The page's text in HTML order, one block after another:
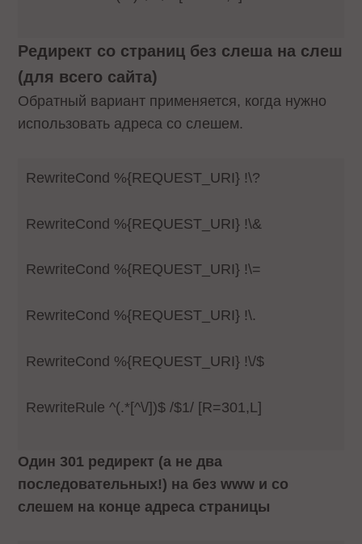
Редирект со страниц без слеша на слеш
(для всего сайта)
Обратный вариант применяется, когда нужно
использовать адреса со слешем.
RewriteCond %{REQUEST_URI} !\?
RewriteCond %{REQUEST_URI} !\&
RewriteCond %{REQUEST_URI} !\=
RewriteCond %{REQUEST_URI} !\.
RewriteCond %{REQUEST_URI} !\/$
RewriteRule ^(.*[^\/])$ /$1/ [R=301,L]
Один 301 редирект (а не два
последовательных!) на без www и со
слешем на конце адреса страницы